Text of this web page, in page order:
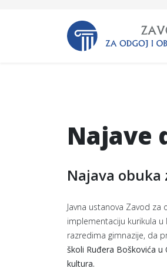
Najave
Najava
Javna ustanova Zavod
implementaciju kurikula u
razredima gimnazije, da
školi Ruđera Boškovića
kultura.